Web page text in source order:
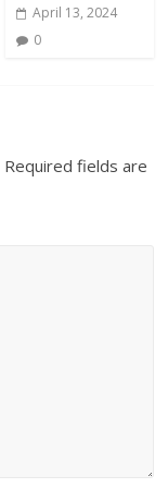
April 13, 2024
0
Required fields are